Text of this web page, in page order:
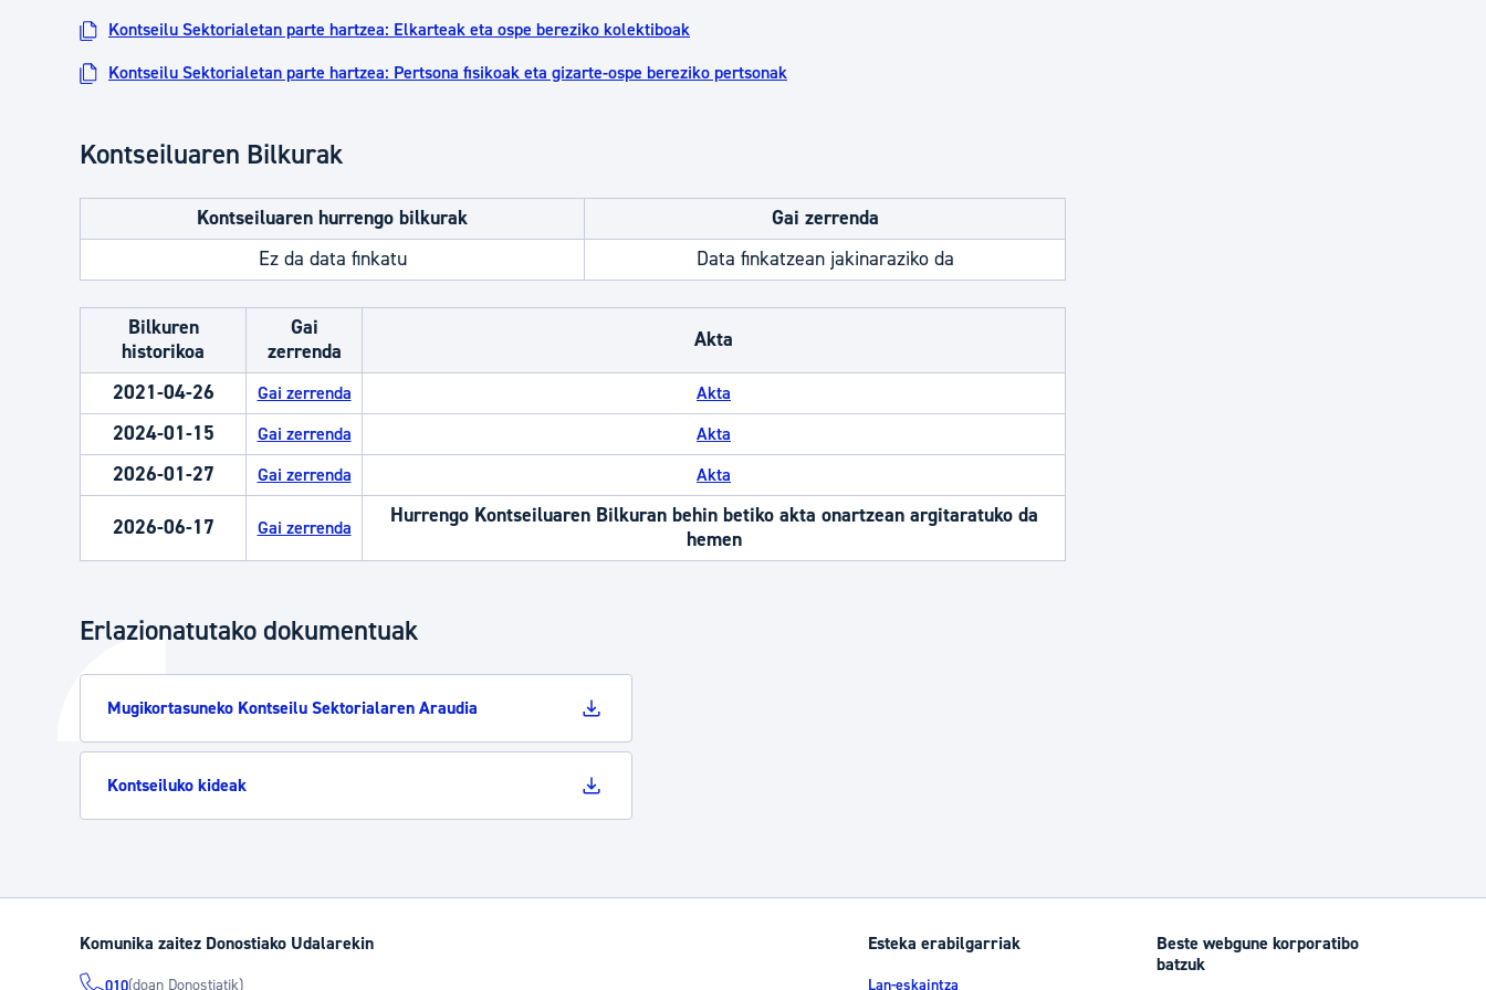
Kontseilu Sektorialetan parte hartzea: Elkarteak eta ospe bereziko kolektiboak
Kontseilu Sektorialetan parte hartzea: Pertsona fisikoak eta gizarte-ospe bereziko pertsonak
Kontseiluaren Bilkurak
Kontseiluaren hurrengo bilkurak
Gai zerrenda
Ez da data finkatu
Data finkatzean jakinaraziko da
Bilkuren
historikoa
Gai
zerrenda
Akta
2021-04-26 Gai zerrenda Akta
2024-01-15 Gai zerrenda Akta
2026-01-27 Gai zerrenda Akta
2026-06-17 Gai zerrenda
Hurrengo Kontseiluaren Bilkuran behin betiko akta onartzean argitaratuko da
hemen
Erlazionatutako dokumentuak
Mugikortasuneko Kontseilu Sektorialaren Araudia
Kontseiluko kideak
Komunika zaitez Donostiako Udalarekin
010(doan Donostiatik)
Esteka erabilgarriak
Lan-eskaintza
Beste webgune korporatibo
batzuk